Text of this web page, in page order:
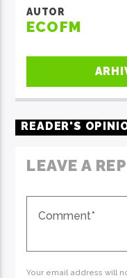
AUTOR
ECOFM
READER'S
LEAVE A
Your email address will